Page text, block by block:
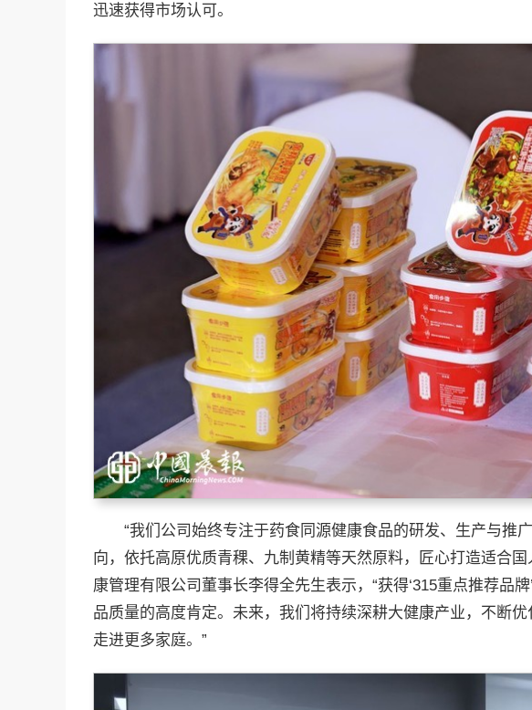
迅速获得市场认可。
“我们公司始终专注于药食同源健康食品的研发、生产与推
向，依托高原优质青稞、九制黄精等天然原料，匠心打造适合
康管理有限公司董事长李得全先生表示，“获得‘315重点推荐品
品质量的高度肯定。未来，我们将持续深耕大健康产业，不断
走进更多家庭。”